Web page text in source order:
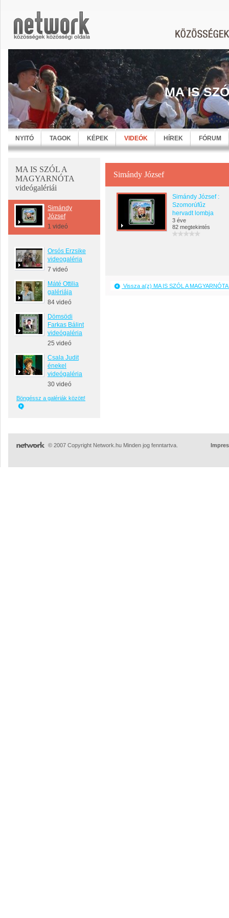
MA IS
NYITÓ TAGOK KÉPEK VIDEÓK HÍREK FÓRUM
MA IS SZÓL A
MAGYARNÓTA
videógalériái
Simándy
József
1 videó
Orsós Erzsike
videogaléria
7 videó
Máté Ottilia
galériája
84 videó
Dömsödi
Farkas Bálint
videógaléria
25 videó
Csala Judit
énekel
videógaléria
30 videó
Böngéssz a galériák között!
Simándy József
Simándy József :
Szomorúfűz
hervadt lombja
3 éve
82 megtekintés
Vissza a(z) MA IS SZÓL A
© 2007 Copyright Network.hu Minden jog fenntartva.